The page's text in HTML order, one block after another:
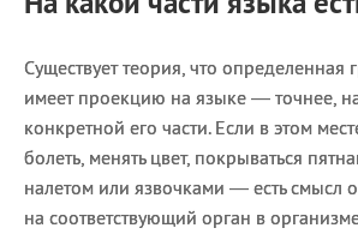
Существует теория, что определенная
имеет проекцию на языке — точнее,
конкретной его части. Если в этом
болеть, менять цвет, покрываться
налетом или язвочками — есть смысл
на соответствующий орган в